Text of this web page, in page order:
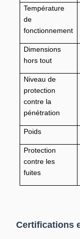
Température
de
fonctionnement
Dimensions
hors tout
Niveau de
protection
contre la
pénétration
Poids
Protection
contre les
fuites
Certifications